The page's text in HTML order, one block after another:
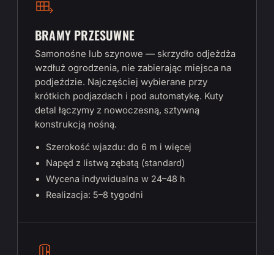
BRAMY PRZESUWNE
Samonośne lub szynowe — skrzydło odjeżdża
wzdłuż ogrodzenia, nie zabierając miejsca na
podjeździe. Najczęściej wybierane przy
krótkich podjazdach i pod automatykę. Kuty
detal łączymy z nowoczesną, sztywną
konstrukcją nośną.
Szerokość wjazdu: do 6 m i więcej
Napęd z listwą zębatą (standard)
Wycena indywidualna w 24–48 h
Realizacja: 5–8 tygodni